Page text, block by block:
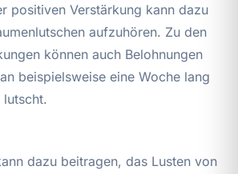
positiven Verstärkung kann dazu
aufzuhören. Zu den
können auch Belohnungen
beispielsweise eine Woche lang
lutscht.
dazu beitragen, das Lusten von